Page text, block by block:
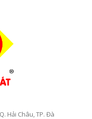
Hải Châu, TP. Đà